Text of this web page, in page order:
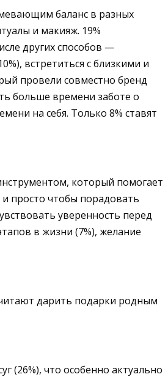
баланс в разных
и макияж. 19%
других способов —
встретиться с близкими и
провели совместно бренд
больше времени заботе о
на себя. Только 8% ставят
который помогает
просто чтобы порадовать
уверенность перед
в жизни (7%), желание
дарить подарки родным
(26%), что особенно актуально